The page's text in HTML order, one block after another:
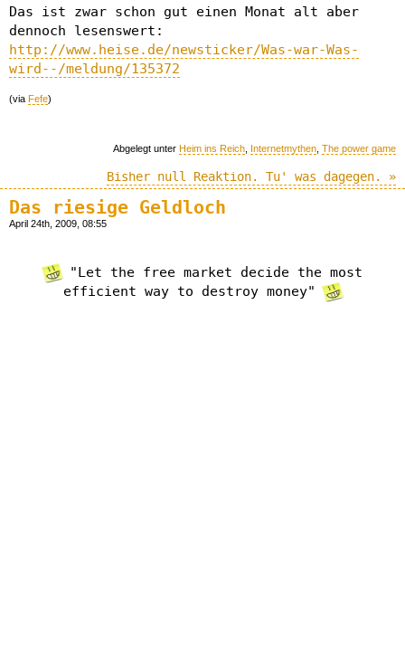
Das ist zwar schon gut einen Monat alt aber
dennoch lesenswert:
http://www.heise.de/newsticker/Was-war-Was-
wird--/meldung/135372
(via Fefe)
Abgelegt unter Heim ins Reich Internetmythen The power game
Bisher null Reaktion. Tu' was dagegen. »
Das riesige Geldloch
April 24th, 2009, 08:55
"Let the free market decide the most
efficient way to destroy money"